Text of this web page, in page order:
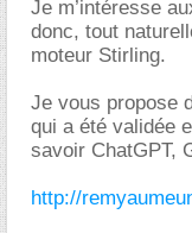
Je m’intéresse
donc, tout
moteur Stirling.
Je vous propose
qui a été validée
savoir ChatGPT,
http://